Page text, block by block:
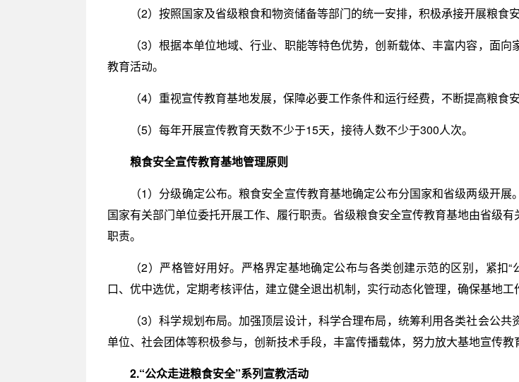
（2）按照国家及省级粮食和物资储备等部门的统一安排，积极承接开展粮
（3）根据本单位地域、行业、职能等特色优势，创新载体、丰富内容，面
教育活动。
（4）重视宣传教育基地发展，保障必要工作条件和运行经费，不断提高粮食
（5）每年开展宣传教育天数不少于15天，接待人数不少于300人次。
粮食安全宣传教育基地管理原则
（1）分级确定公布。粮食安全宣传教育基地确定公布分国家和省级两级开
国家有关部门单位委托开展工作、履行职责。省级粮食安全宣传教育基地由省级
职责。
（2）严格管好用好。严格界定基地确定公布与各类创建示范的区别，紧
口、优中选优，定期考核评估，建立健全退出机制，实行动态化管理，确保基地工
（3）科学规划布局。加强顶层设计，科学合理布局，统筹利用各类社会公
单位、社会团体等积极参与，创新技术手段，丰富传播载体，努力放大基地宣传教
2.“公众走进粮食安全”系列宣教活动